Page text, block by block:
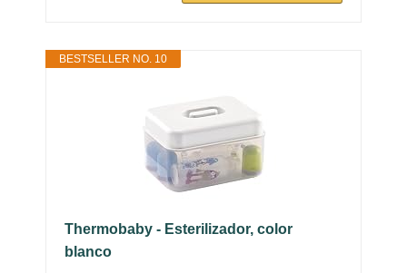
BESTSELLER NO. 10
Thermobaby - Esterilizador, color
blanco